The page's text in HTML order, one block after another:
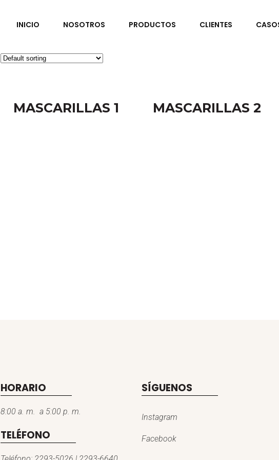
INICIO NOSOTROS PRODUCTOS CLIENTES
MASCARILLAS 1 MASCARILLAS 2
HORARIO
8:00 a. m. a 5:00 p. m.
TELÉFONO
SÍGUENOS
Instagram
Facebook